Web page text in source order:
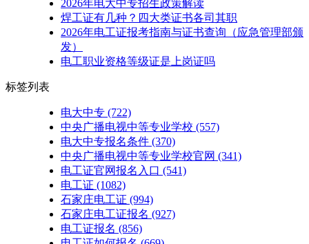
2026年电大中专招生政策解读
焊工证有几种？四大类证书各司其职
2026年电工证报考指南与证书查询（应急管理部颁
发）
电工职业资格等级证是上岗证吗
标签列表
电大中专 (722)
中央广播电视中等专业学校 (557)
电大中专报名条件 (370)
中央广播电视中等专业学校官网 (341)
电工证官网报名入口 (541)
电工证 (1082)
石家庄电工证 (994)
石家庄电工证报名 (927)
电工证报名 (856)